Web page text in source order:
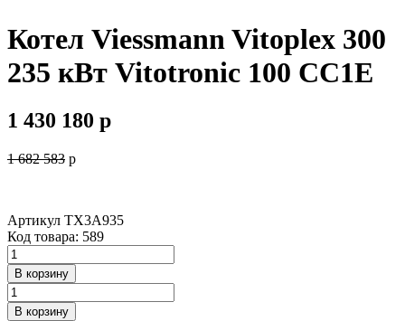
Котел Viessmann Vitoplex 300
235 кВт Vitotronic 100 CC1E
1 430 180 p
1 682 583 p
Артикул TX3A935
Код товара: 589
В корзину
В корзину